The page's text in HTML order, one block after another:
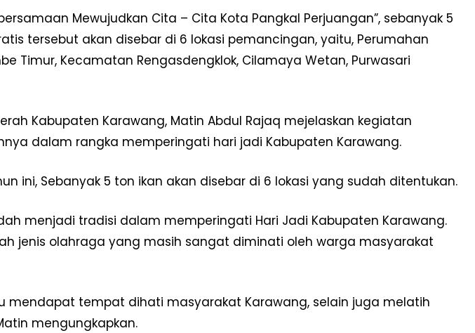
Mewujudkan Cita – Cita Kota Pangkal Perjuangan”, sebanyak 5
tersebut akan disebar di 6 lokasi pemancingan, yaitu, Perumahan
Timur, Kecamatan Rengasdengklok, Cilamaya Wetan, Purwasari
Kabupaten Karawang, Matin Abdul Rajaq mejelaskan kegiatan
dalam rangka memperingati hari jadi Kabupaten Karawang.
ini, Sebanyak 5 ton ikan akan disebar di 6 lokasi yang sudah ditentukan.
menjadi tradisi dalam memperingati Hari Jadi Kabupaten Karawang.
jenis olahraga yang masih sangat diminati oleh warga masyarakat
mendapat tempat dihati masyarakat Karawang, selain juga melatih
mengungkapkan.